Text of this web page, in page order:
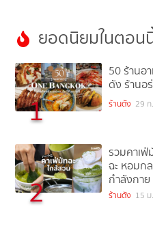
ยอดนิยมในตอน
1
50 ร้านอ
ดัง ร้านอ
ร้านดัง 29
2
รวมคาเฟ่
ฉะ หอมก
กำลังกาย
ร้านดัง 15